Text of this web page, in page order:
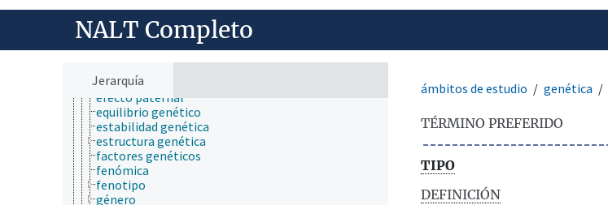
NALT Completo
Jerarquía
genética
aptitud reproductiva
características genéticas
citogenética
determinación del sexo
efecto maternal
efecto paternal
equilibrio genético
estabilidad genética
estructura genética
factores genéticos
fenómica
fenotipo
género
ámbitos de estudio genética
TÉRMINO PREFERIDO
TIPO
DEFINICIÓN